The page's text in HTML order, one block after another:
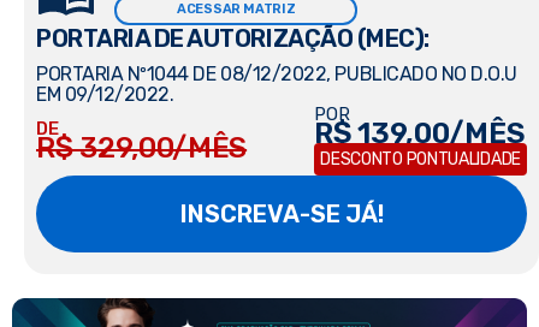
ACESSAR MATRIZ
PORTARIA DE AUTORIZAÇÃO (MEC):
PORTARIA Nº1044 DE 08/12/2022, PUBLICADO NO D.O.U
EM 09/12/2022.
DE
R$ 329,00/MÊS
POR
R$ 139,00/MÊS
DESCONTO PONTUALIDADE
INSCREVA-SE JÁ!